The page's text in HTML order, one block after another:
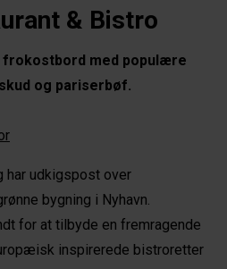
& Bistro
frokostbord med populære
og pariserbøf.
udkigspost over
bygning i Nyhavn.
for at tilbyde en fremragende
inspirerede bistroretter